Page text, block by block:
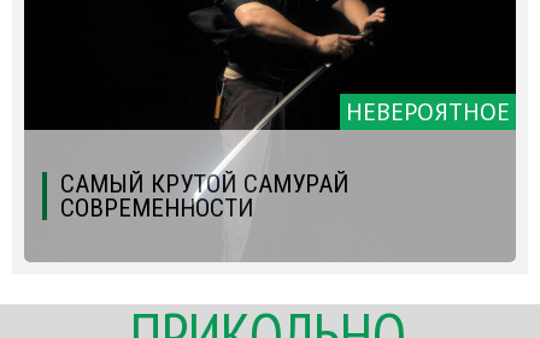
НЕВЕРОЯТНОЕ
САМЫЙ КРУТОЙ САМУРАЙ
СОВРЕМЕННОСТИ